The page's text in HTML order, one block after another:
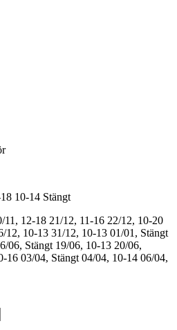
10-14 Stängt
11, 12-18 21/12, 11-16 22/12, 10-20
12, 10-13 31/12, 10-13 01/01, Stängt
06, Stängt 19/06, 10-13 20/06,
16 03/04, Stängt 04/04, 10-14 06/04,